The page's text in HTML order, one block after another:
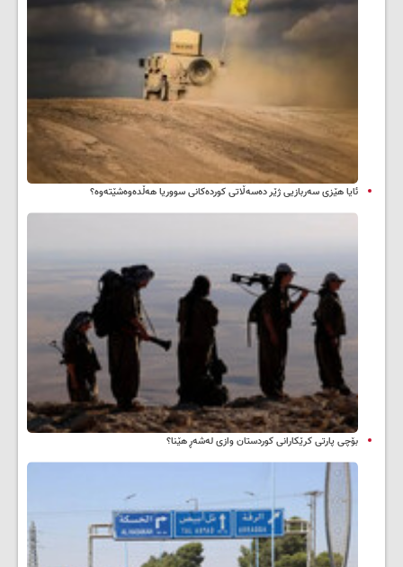
ئایا هێزی سەربازیی ژێر دەسەڵاتی کوردەکانی سووریا هەڵدەوەشێتەوە؟
بۆچی پارتی کرێکارانی کوردستان وازی لەشەڕ هێنا؟